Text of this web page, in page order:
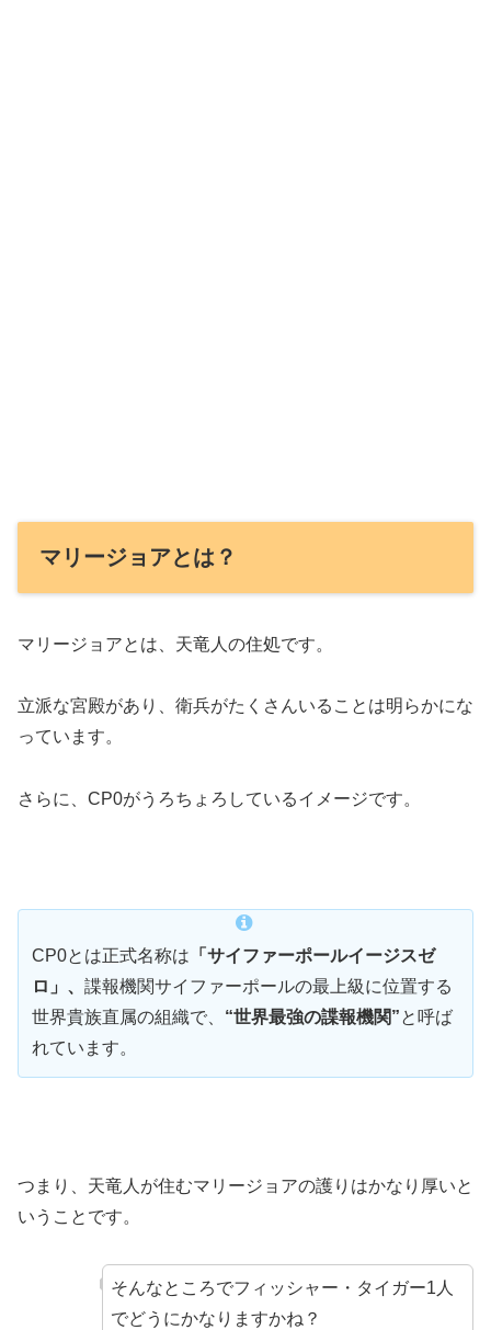
マリージョアとは？
マリージョアとは、天竜人の住処です。
立派な宮殿があり、衛兵がたくさんいることは明らかにな
っています。
さらに、CP0がうろちょろしているイメージです。
CP0とは正式名称は 「サイファーポールイージスゼ
ロ」、 諜報機関サイファーポールの最上級に位置する
世界貴族直属の組織で、 “世界最強の諜報機関”と呼ば
れています。
つまり、天竜人が住むマリージョアの護りはかなり厚いと
いうことです。
そんなところでフィッシャー・タイガー1人
でどうにかなりますかね？